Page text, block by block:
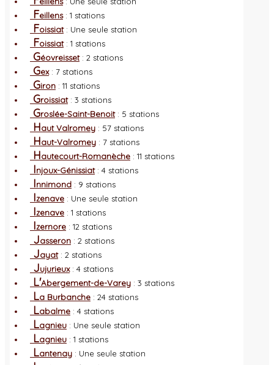
Feillens: 1 stations
Foissiat: Une seule station
Foissiat: 1 stations
Géovreisset: 2 stations
Gex: 7 stations
Giron : 11 stations
Groissiat: 3 stations
Groslée-Saint-Benoit: 5 stations
Haut Valromey : 57 stations
Haut-Valromey : 7 stations
Hautecourt-Romanèche : 11 stations
Injoux-Génissiat: 4 stations
Innimond : 9 stations
Izenave : Une seule station
Izenave : 1 stations
Izernore : 12 stations
Jasseron : 2 stations
Jayat: 2 stations
Jujurieux: 4 stations
L'Abergement-de-Varey : 3 stations
La Burbanche : 24 stations
Labalme : 4 stations
Lagnieu : Une seule station
Lagnieu : 1 stations
Lantenay : Une seule station